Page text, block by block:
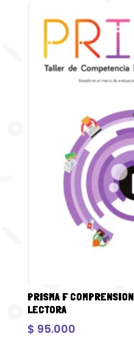
PRISMA F COMPRENSION
LECTORA
$ 95.000